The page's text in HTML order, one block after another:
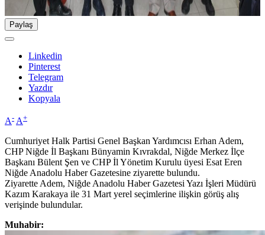
Paylaş
Linkedin
Pinterest
Telegram
Yazdır
Kopyala
A- A+
Cumhuriyet Halk Partisi Genel Başkan Yardımcısı Erhan Adem,
CHP Niğde İl Başkanı Bünyamin Kıvrakdal, Niğde Merkez İlçe
Başkanı Bülent Şen ve CHP İl Yönetim Kurulu üyesi Esat Eren
Niğde Anadolu Haber Gazetesine ziyarette bulundu.
Ziyarette Adem, Niğde Anadolu Haber Gazetesi Yazı İşleri Müdürü
Kazım Karakaya ile 31 Mart yerel seçimlerine ilişkin görüş alış
verişinde bulundular.
Muhabir: